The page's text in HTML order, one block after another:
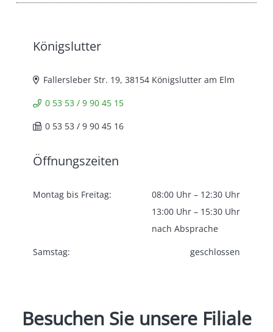
Königslutter
Fallersleber Str. 19, 38154 Königslutter am Elm
0 53 53 / 9 90 45 15
0 53 53 / 9 90 45 16
Öffnungszeiten
Montag bis Freitag:
08:00 Uhr – 12:30 Uhr
13:00 Uhr – 15:30 Uhr
nach Absprache
Samstag:
geschlossen
Besuchen Sie unsere Filiale